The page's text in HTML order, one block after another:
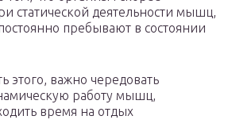
статической деятельности мышц,
пребывают в состоянии
этого, важно чередовать
работу мышц,
время на отдых